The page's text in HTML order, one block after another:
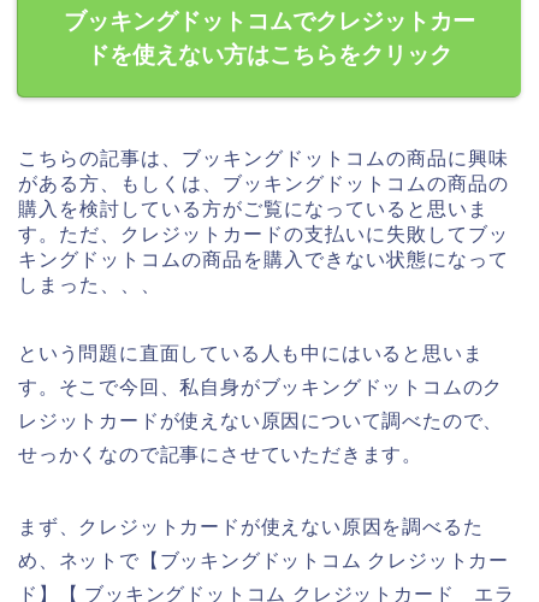
ブッキングドットコムでクレジットカー
ドを使えない方はこちらをクリック
こちらの記事は、ブッキングドットコムの商品に興味
がある方、もしくは、ブッキングドットコムの商品の
購入を検討している方がご覧になっていると思いま
す。ただ、クレジットカードの支払いに失敗してブッ
キングドットコムの商品を購入できない状態になって
しまった、、、
という問題に直面している人も中にはいると思いま
す。そこで今回、私自身がブッキングドットコムのク
レジットカードが使えない原因について調べたので、
せっかくなので記事にさせていただきます。
まず、クレジットカードが使えない原因を調べるた
め、ネットで【ブッキングドットコム クレジットカー
ド】【 ブッキングドットコム クレジットカード エラ